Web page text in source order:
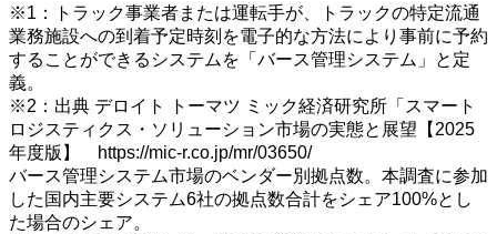
※1：トラック事業者または運転手が、トラックの特定流通
業務施設への到着予定時刻を電子的な方法により事前に予約
することができるシステムを「バース管理システム」と定
義。
※2：出典 デロイト トーマツ ミック経済研究所「スマート
ロジスティクス・ソリューション市場の実態と展望【2025
年度版】 https://mic-r.co.jp/mr/03650/
バース管理システム市場のベンダー別拠点数。本調査に参加
した国内主要システム6社の拠点数合計をシェア100%とし
た場合のシェア。